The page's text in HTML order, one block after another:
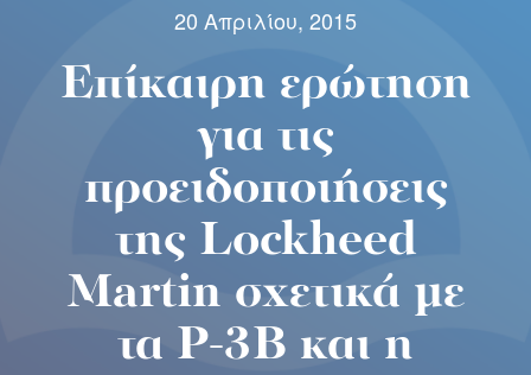
20 Απριλίου, 2015
Επίκαιρη ερώτηση
για τις
προειδοποιήσεις
της Lockheed
Martin σχετικά με
τα P-3B και η